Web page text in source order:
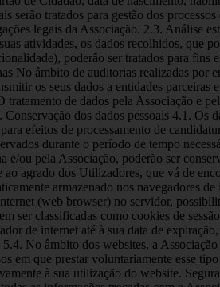
serão tratados para gestão dos
legais da Associação. 2.3. Análise
atividades, os dados recolhidos,
poderão ser tratados para
âmbito de auditorias realizadas por
os seus dados a entidades
de dados pela Associação e
dos dados pessoais 4.1. Os
efeitos de processamento de
durante o período de tempo
e/ou pela Associação, poderão ser
agrado dos Utilizadores, que vá de
armazenado nos navegadores
(web browser) no servidor,
ser classificadas como cookies de
de internet até à sua data de
No âmbito dos websites, a
em que prestar voluntariamente esse
à sua utilização do website.